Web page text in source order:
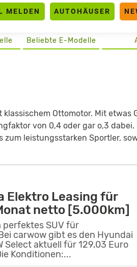
MELDEN AUTOHÄUSER
Beliebte E-Modelle
Ottomotor. Mit etwas
von 0,4 oder gar o,3 dabei.
zum leistungsstarken Sportler,
Elektro Leasing für
netto [5.000km]
SUV für
carwow gibt es den Hyundai
Select aktuell für 129,03 Euro
Konditionen:...